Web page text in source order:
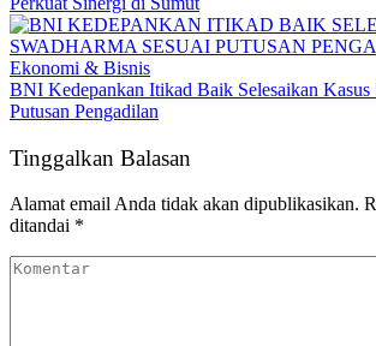
Ekonomi & Bisnis
BNI Kedepankan Itikad Baik Selesaikan Kasus
Putusan Pengadilan
Tinggalkan Balasan
Alamat email Anda tidak akan dipublikasikan.
ditandai *